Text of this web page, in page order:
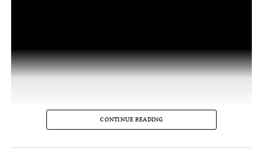
CONTINUE READING